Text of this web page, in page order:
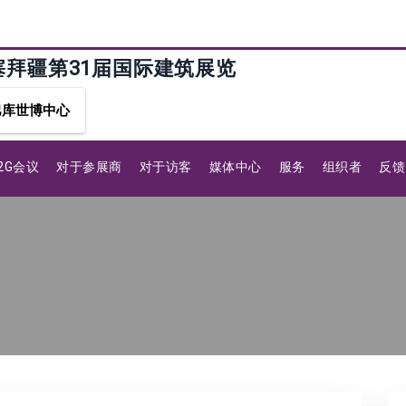
拜疆第31届国际建筑展览
世博中心
会议 对于参展商 对于访客 媒体中心 服务 组织者 反馈